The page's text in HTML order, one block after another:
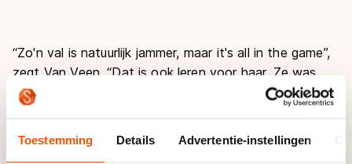
Toestemming Details Advertentie-instellingen
“Zo'n val is natuurlijk jammer, maar it's all in the game”,
zegt Van Veen. “Dat is ook leren voor haar. Ze was
natuurlijk ook nerveus, maar ze heeft zich zo goed
mogelijk proberen te focussen.”